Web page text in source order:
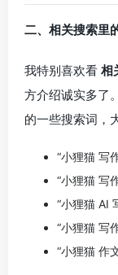
二、相关搜索里
我特别喜欢看 相
方介绍诚实多了
的一些搜索词，
“小狸猫 写
“小狸猫 写
“小狸猫 AI
“小狸猫 写
“小狸猫 作